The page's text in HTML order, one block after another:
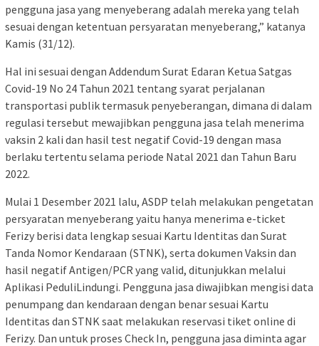
pengguna jasa yang menyeberang adalah mereka yang telah
sesuai dengan ketentuan persyaratan menyeberang,” katanya
Kamis (31/12).
Hal ini sesuai dengan Addendum Surat Edaran Ketua Satgas
Covid-19 No 24 Tahun 2021 tentang syarat perjalanan
transportasi publik termasuk penyeberangan, dimana di dalam
regulasi tersebut mewajibkan pengguna jasa telah menerima
vaksin 2 kali dan hasil test negatif Covid-19 dengan masa
berlaku tertentu selama periode Natal 2021 dan Tahun Baru
2022.
Mulai 1 Desember 2021 lalu, ASDP telah melakukan pengetatan
persyaratan menyeberang yaitu hanya menerima e-ticket
Ferizy berisi data lengkap sesuai Kartu Identitas dan Surat
Tanda Nomor Kendaraan (STNK), serta dokumen Vaksin dan
hasil negatif Antigen/PCR yang valid, ditunjukkan melalui
Aplikasi PeduliLindungi. Pengguna jasa diwajibkan mengisi data
penumpang dan kendaraan dengan benar sesuai Kartu
Identitas dan STNK saat melakukan reservasi tiket online di
Ferizy. Dan untuk proses Check In, pengguna jasa diminta agar